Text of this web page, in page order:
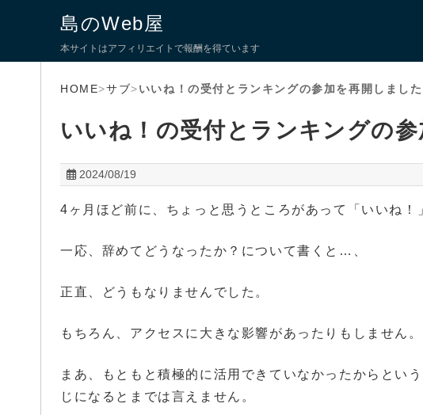
島のWeb屋
本サイトはアフィリエイトで報酬を得ています
HOME>サブ>いいね！の受付とランキングの参加を再開しました
いいね！の受付とランキングの
2024/08/19
4ヶ月ほど前に、ちょっと思うところがあって「いいね
一応、辞めてどうなったか？について書くと…、
正直、どうもなりませんでした。
もちろん、アクセスに大きな影響があったりもしません。
まあ、もともと積極的に活用できていなかったからとい
じになるとまでは言えません。